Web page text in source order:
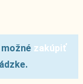
možné zakúpiť